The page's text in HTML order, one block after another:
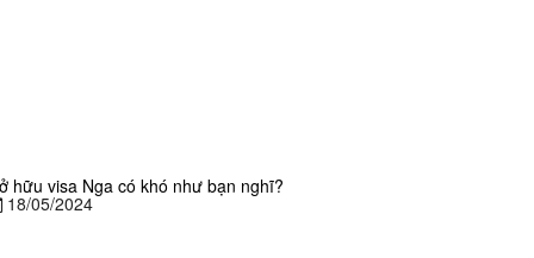
hữu visa Nga có khó như bạn nghĩ?
18/05/2024